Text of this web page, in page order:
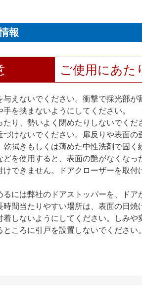
報
ご使用にあた
えないでください。衝撃で採光部が
を挟まないようにしてください。
り、勢いよく閉めたりしないでくだ
けないでください。扉反りや表面の
拭きもしくは薄めた中性洗剤で固く
を使用すると、表面の艶がなくな
できません。ドアクローザーを取
には弊社のドアストッパーを、ド
間当たりやすい場所は、表面の日
しないようにしてください。しみや
ころに引戸を設置しないでくださ